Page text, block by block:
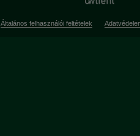
Általános felhasználói feltételek